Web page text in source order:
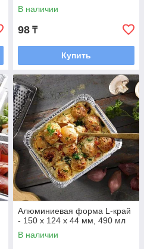
В наличии
98 ₸
Купить
Алюминиевая форма L-край
- 150 х 124 х 44 мм, 490 мл
В наличии